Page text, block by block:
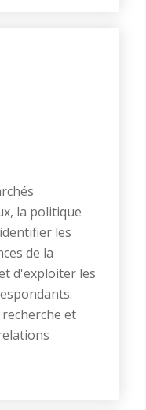
la politique
les
de la
d'exploiter les
et